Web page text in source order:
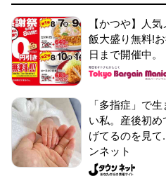
【かつや】人
飯大盛り無料!
日まで開催中。
「多指症」で
い私。産後初
げてるのを見
ンネット